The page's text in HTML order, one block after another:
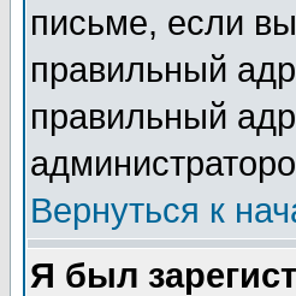
письме, если
правильный
правильный
Вернуться к
Я был